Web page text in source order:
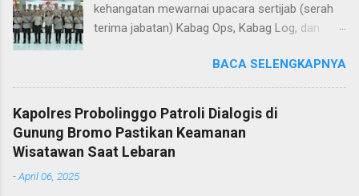
kehangatan mewarnai upacara sertijab (serah
terima jabatan) Kabag Ops, Kabag Log, dan
Aula Sarja Arya Racana Polres Bangkalan, Rabu
(07/01/2026). Upacara tersebut menjadi
momen penting bagi jajaran Polres Bangkalan,
bukan hanya sebagai pergantian jabatan
struktural, tetapi juga sebagai bentuk regenerasi
BACA SELENGKAPNYA
Kapolres Probolinggo Patroli Dialogis di
Gunung Bromo Pastikan Keamanan
Wisatawan Saat Lebaran
-April 06, 2025